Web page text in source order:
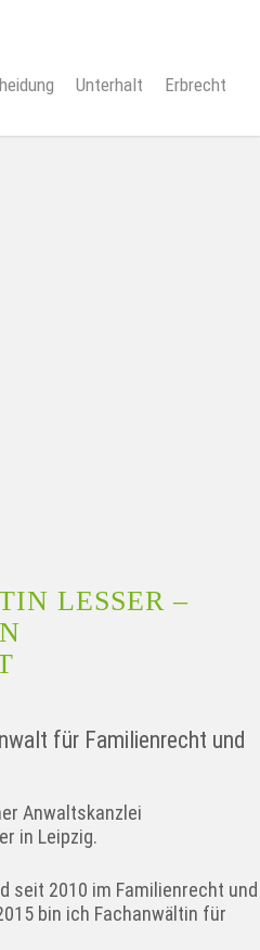
Unterhalt
Erbrecht
LESSER –
für Familienrecht und
Anwaltskanzlei
in Leipzig.
seit 2010 im Familienrecht und
bin ich Fachanwältin für